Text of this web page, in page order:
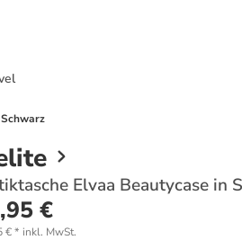
Elvaa Beautycase in
€
€* inkl. MwSt.